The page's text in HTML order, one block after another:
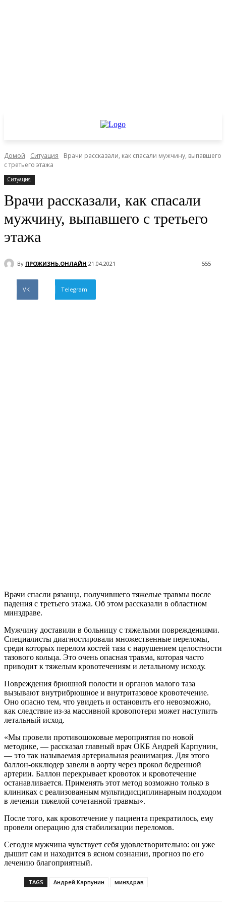
Домой Ситуация
Врачи рассказали, как спасали мужчину, выпавшего
с третьего этажа
Ситуация
Врачи рассказали, как спасали
мужчину, выпавшего с третьего
этажа
By ПРОЖИЗНЬ.ОНЛАЙН 21.04.2021 555
VK Telegram
Врачи спасли рязанца, получившего тяжелые травмы после
падения с третьего этажа. Об этом рассказали в областном
минздраве.
Мужчину доставили в больницу с тяжелыми повреждениями.
Специалисты диагностировали множественные переломы,
среди которых перелом костей таза с нарушением целостности
тазового кольца. Это очень опасная травма, которая часто
приводит к тяжелым кровотечениям и летальному исходу.
Повреждения брюшной полости и органов малого таза
вызывают внутрибрюшное и внутритазовое кровотечение.
Оно опасно тем, что увидеть и остановить его невозможно,
как следствие из-за массивной кровопотери может наступить
летальный исход.
«Мы провели противошоковые мероприятия по новой
методике, — рассказал главный врач ОКБ Андрей Карпунин,
— это так называемая артериальная реанимация. Для этого
баллон-окклюдер завели в аорту через прокол бедренной
артерии. Баллон перекрывает кровоток и кровотечение
останавливается. Применять этот метод возможно только в
клиниках с реализованным мультидисциплинарным подходом
в лечении тяжелой сочетанной травмы».
После того, как кровотечение у пациента прекратилось, ему
провели операцию для стабилизации переломов.
Сегодня мужчина чувствует себя удовлетворительно: он уже
дышит сам и находится в ясном сознании, прогноз по его
лечению благоприятный.
TAGS Андрей Карпунин минздрав